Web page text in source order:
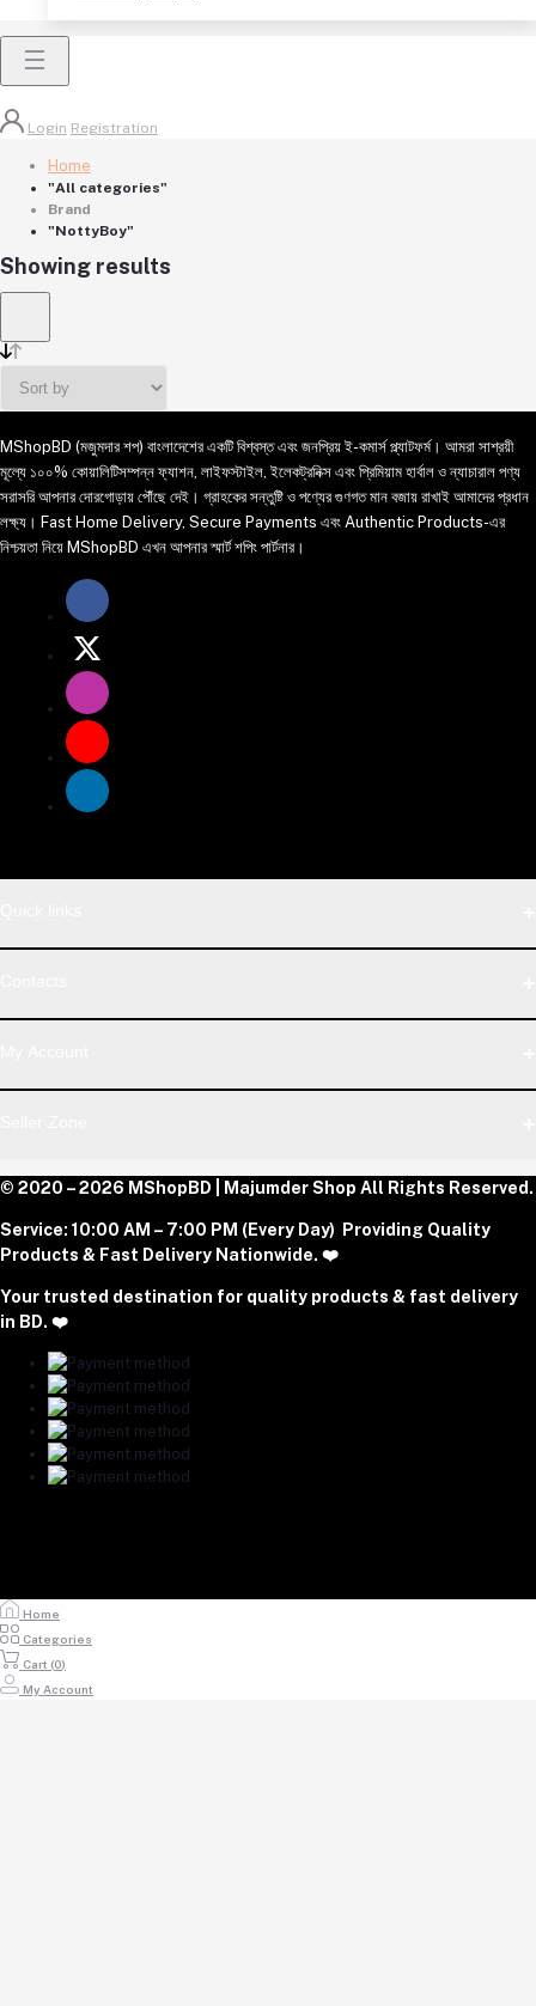
Login Registration
Home
"All categories"
Brand
"NottyBoy"
Showing results
MShopBD (মজুমদার শপ) বাংলাদেশের একটি বিশ্বস্ত এবং জনপ্রিয় ই-কমার্স প্ল্যাটফর্ম। আমরা সাশ্রয়ী
মূল্যে ১০০% কোয়ালিটিসম্পন্ন ফ্যাশন, লাইফস্টাইল, ইলেকট্রনিক্স এবং প্রিমিয়াম হার্বাল ও ন্যাচারাল পণ্য
সরাসরি আপনার দোরগোড়ায় পৌঁছে দেই। গ্রাহকের সন্তুষ্টি ও পণ্যের গুণগত মান বজায় রাখাই আমাদের প্রধান
লক্ষ্য। Fast Home Delivery, Secure Payments এবং Authentic Products-এর
নিশ্চয়তা নিয়ে MShopBD এখন আপনার স্মার্ট শপিং পার্টনার।
Phone
+8801977197994
majumdershop77@gmail.com
Track Order
Become A Seller
Download Seller App
© 2020 – 2026 MShopBD | Majumder Shop All Rights Reserved.
Service: 10:00 AM – 7:00 PM (Every Day) Providing Quality
Products & Fast Delivery Nationwide. ❤️
Your trusted destination for quality products & fast delivery
in BD. ❤️
Home
Categories
Cart (0)
My Account